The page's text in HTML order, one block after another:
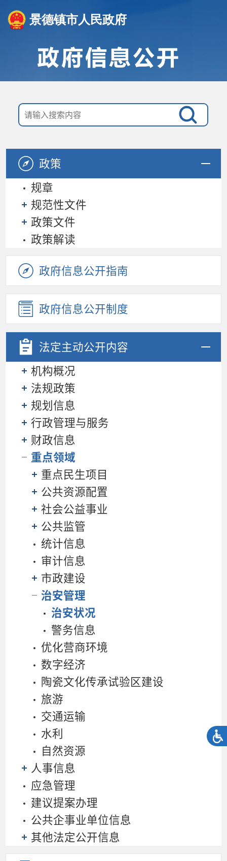
景德镇市人民政府
政策
规章
规范性文件
政策文件
政策解读
政府信息公开指南
政府信息公开制度
法定主动公开内容
机构概况
法规政策
规划信息
行政管理与服务
财政信息
重点领域
重点民生项目
公共资源配置
社会公益事业
公共监管
统计信息
审计信息
市政建设
治安管理
治安状况
警务信息
优化营商环境
数字经济
陶瓷文化传承试验区建设
旅游
交通运输
水利
自然资源
人事信息
应急管理
建议提案办理
公共企事业单位信息
其他法定公开信息